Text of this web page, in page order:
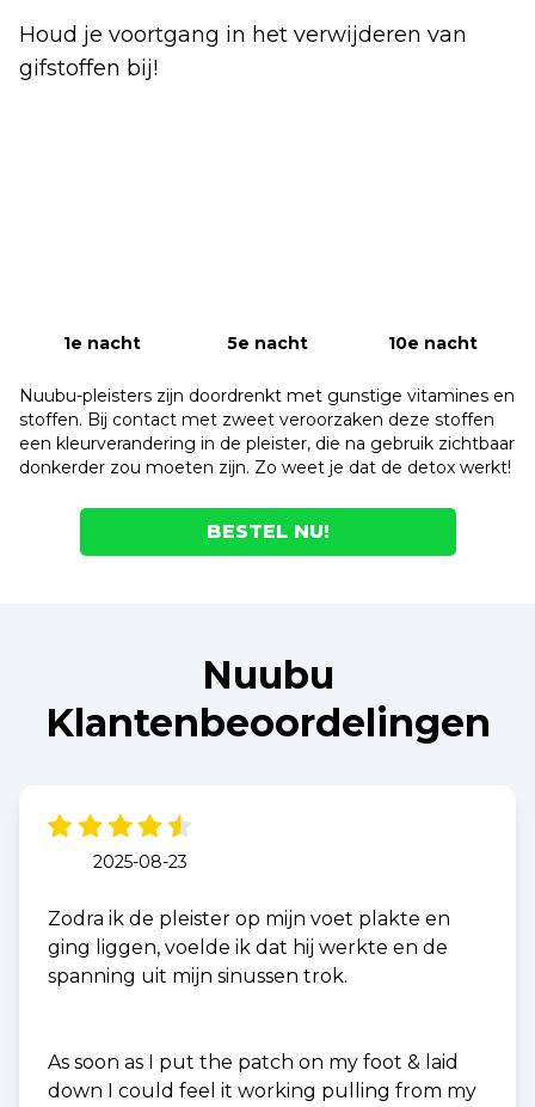
Houd je voortgang in het verwijderen van
gifstoffen bij!
1e nacht 5e nacht 10e nacht
Nuubu-pleisters zijn doordrenkt met gunstige vitamines en
stoffen. Bij contact met zweet veroorzaken deze stoffen
een kleurverandering in de pleister, die na gebruik zichtbaar
donkerder zou moeten zijn. Zo weet je dat de detox werkt!
BESTEL NU!
Nuubu
Klantenbeoordelingen
2025-08-23
Zodra ik de pleister op mijn voet plakte en
ging liggen, voelde ik dat hij werkte en de
spanning uit mijn sinussen trok.
As soon as I put the patch on my foot & laid
down I could feel it working pulling from my